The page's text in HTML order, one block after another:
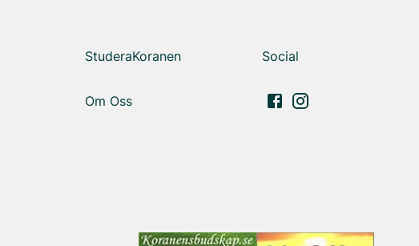
StuderaKoranen
Om Oss
Social